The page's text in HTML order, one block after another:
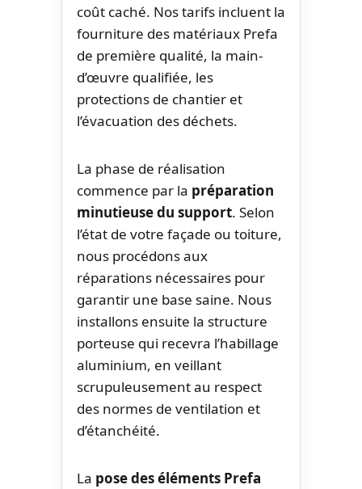
coût caché. Nos tarifs incluent la
fourniture des matériaux Prefa
de première qualité, la main-
d’œuvre qualifiée, les
protections de chantier et
l’évacuation des déchets.
La phase de réalisation
commence par la préparation
minutieuse du support. Selon
l’état de votre façade ou toiture,
nous procédons aux
réparations nécessaires pour
garantir une base saine. Nous
installons ensuite la structure
porteuse qui recevra l’habillage
aluminium, en veillant
scrupuleusement au respect
des normes de ventilation et
d’étanchéité.
La pose des éléments Prefa